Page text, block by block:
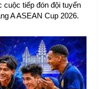
tiếp đón đội tuyển
A ASEAN Cup 2026.